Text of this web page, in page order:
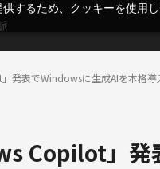
するため、クッキーを使用
発表でWindowsに生成AIを本格導
Copilot」発